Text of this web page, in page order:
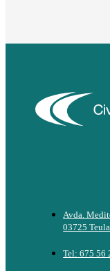
Avda.
03725
Tel: 675 56